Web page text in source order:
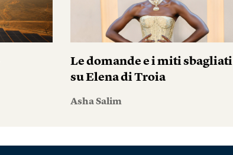
Le domande e i miti sbagliati
su Elena di Troia
Asha Salim